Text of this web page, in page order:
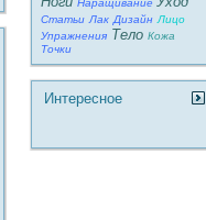
Наращивание
Статьи Лак Дизайн Лицо
Упражнения Тело Кожа
Точки
Интереснοе